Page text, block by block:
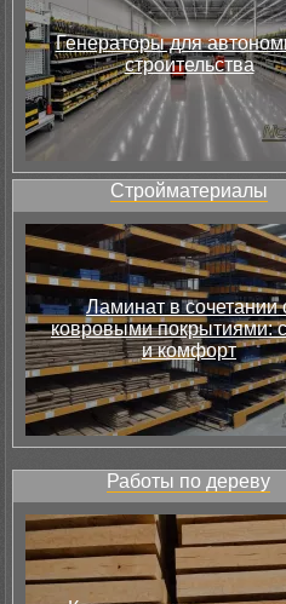
Генераторы для
строительства
Стройматериалы
Ламинат в сочетании
ковровыми покрытиями:
и комфорт
Работы по дереву